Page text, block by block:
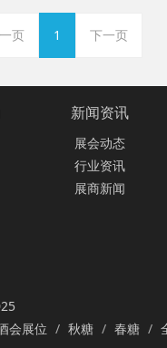
页 1 下一页
新闻资讯
展会动态
行业资讯
展商新闻
会展位 秋糖 春糖